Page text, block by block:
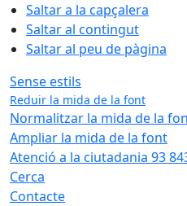
Saltar a la capçalera
Saltar al contingut
Saltar al peu de pàgina
Sense estils
Reduir la mida de la font
Normalitzar la mida de la
Ampliar la mida de la font
Atenció a la ciutadania 93
Cerca
Contacte